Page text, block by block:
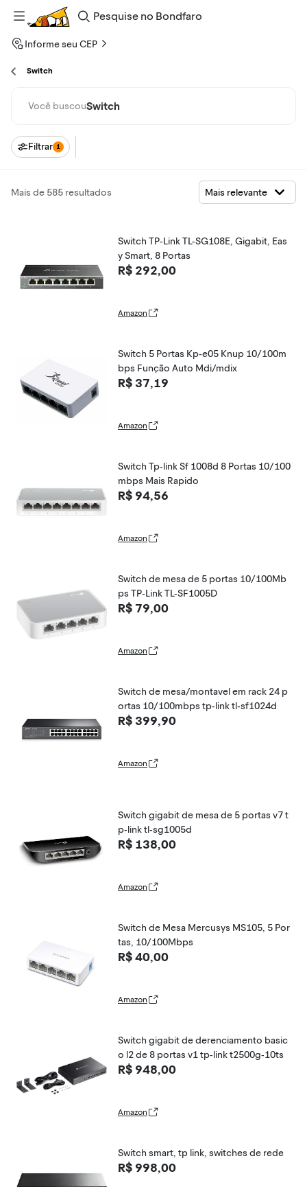
Pesquise
Bondfaro
Informe seu CEP
Switch
Você buscouSwitch
Filtrar 1
Mais de 585 resultados
Switch TP-Link TL-SG108E, Gigabit, Eas
y Smart, 8 Portas
R$ 292,00
Amazon
Switch 5 Portas Kp-e05 Knup 10/100m
bps Função Auto Mdi/mdix
R$ 37,19
Amazon
Switch Tp-link Sf 1008d 8 Portas 10/100
mbps Mais Rapido
R$ 94,56
Amazon
Switch de mesa de 5 portas 10/100Mb
ps TP-Link TL-SF1005D
R$ 79,00
Amazon
Switch de mesa/montavel em rack 24 p
ortas 10/100mbps tp-link tl-sf1024d
R$ 399,90
Amazon
Switch gigabit de mesa de 5 portas v7 t
p-link tl-sg1005d
R$ 138,00
Amazon
Switch de Mesa Mercusys MS105, 5 Por
tas, 10/100Mbps
R$ 40,00
Amazon
Switch gigabit de derenciamento basic
o l2 de 8 portas v1 tp-link t2500g-10ts
R$ 948,00
Amazon
Switch smart, tp link, switches de rede
R$ 998,00